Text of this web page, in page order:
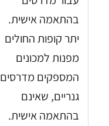
בהתאמה אישית.
יתר קופות החולים
מפנות למכונים
המספקים מדרסים
גנריים, שאינם
בהתאמה אישית.